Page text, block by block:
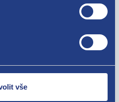
vše
do 60 dnů od
pošleme náhradu.